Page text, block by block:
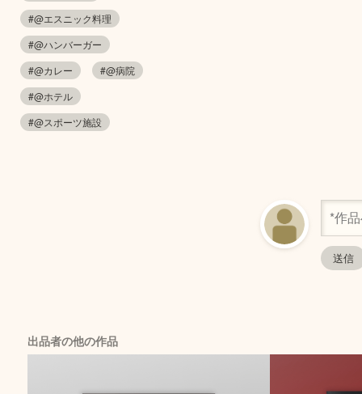
#@エスニック料理
#@ハンバーガー
#@カレー
#@病院
#@ホテル
#@スポーツ施設
出品者の他の作品